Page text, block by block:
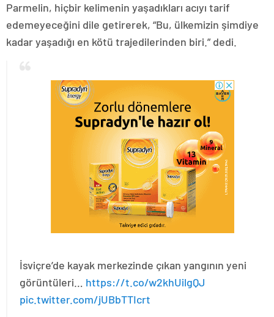
Parmelin, hiçbir kelimenin yaşadıkları acıyı tarif
edemeyeceğini dile getirerek, “Bu, ülkemizin şimdiye
kadar yaşadığı en kötü trajedilerinden biri.” dedi.
İsviçre’de kayak merkezinde çıkan yangının yeni
görüntüleri… https://t.co/w2khUilgQJ
pic.twitter.com/jUBbTTIcrt